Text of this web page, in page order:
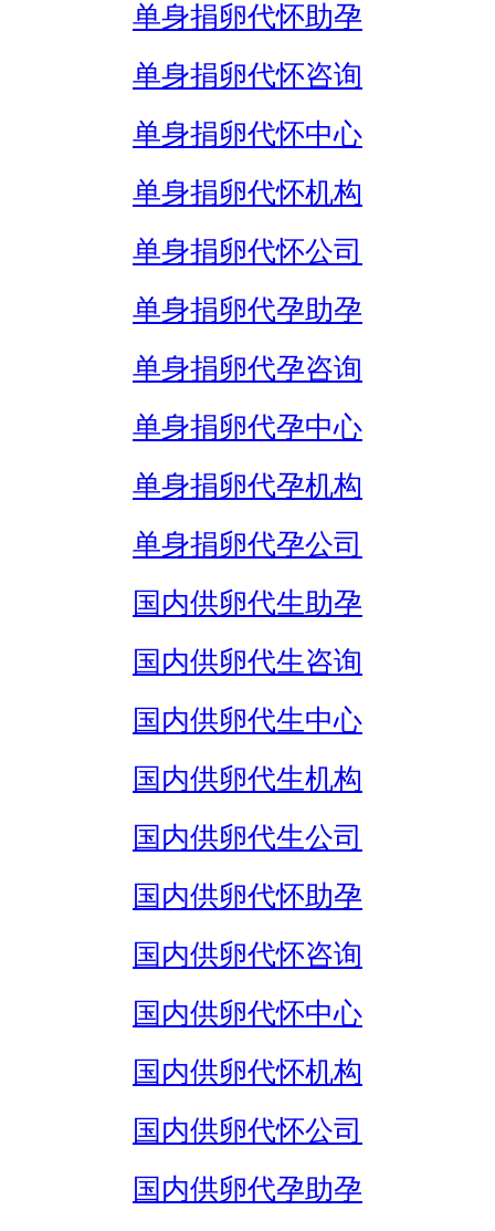
单身捐卵代怀助孕
单身捐卵代怀咨询
单身捐卵代怀中心
单身捐卵代怀机构
单身捐卵代怀公司
单身捐卵代孕助孕
单身捐卵代孕咨询
单身捐卵代孕中心
单身捐卵代孕机构
单身捐卵代孕公司
国内供卵代生助孕
国内供卵代生咨询
国内供卵代生中心
国内供卵代生机构
国内供卵代生公司
国内供卵代怀助孕
国内供卵代怀咨询
国内供卵代怀中心
国内供卵代怀机构
国内供卵代怀公司
国内供卵代孕助孕